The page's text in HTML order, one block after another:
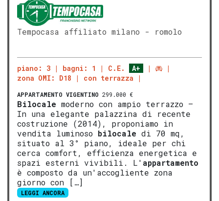
Tempocasa affiliato milano - romolo
piano: 3 bagni: 1 C.E.
A+
zona OMI: D18
con terrazza
APPARTAMENTO VIGENTINO 299.000 €
Bilocale moderno con ampio terrazzo –
In una elegante palazzina di recente
costruzione (2014), proponiamo in
vendita luminoso bilocale di 70 mq,
situato al 3° piano, ideale per chi
cerca comfort, efficienza energetica e
spazi esterni vivibili. L' appartamento
è composto da un'accogliente zona
giorno con […]
LEGGI ANCORA